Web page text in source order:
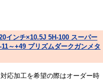
インチ×10.5J 5H-100 スーパー
～+49 プリズムダークガンメタ
応加工を希望の際はオーダー時